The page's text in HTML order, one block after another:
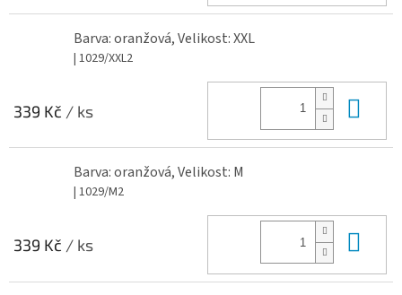
Barva: oranžová, Velikost: XXL
| 1029/XXL2
339 Kč / ks
Barva: oranžová, Velikost: M
| 1029/M2
339 Kč / ks